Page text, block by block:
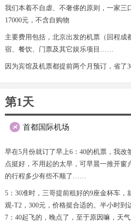
我们本着不自虐、不奢侈的原则，一家三
17000元，不含自购物
主要费用包括，北京出发的机票（回程成
宿、餐饮、门票及其它娱乐项目……
因为宾馆及机票都提前两个月预订，省了
第1天
 首都国际机场
早在5月份就订了早上6：40的机票，我改
点挺好，不用起的太早，可早晨一推开窗
的行程多少有些不顺了……
5：30准时，三哥提前租好的9座金杯车，
观-T2，300元，价格挺合适的。半小时到
7：40起飞的，晚点了，至于原因嘛，天